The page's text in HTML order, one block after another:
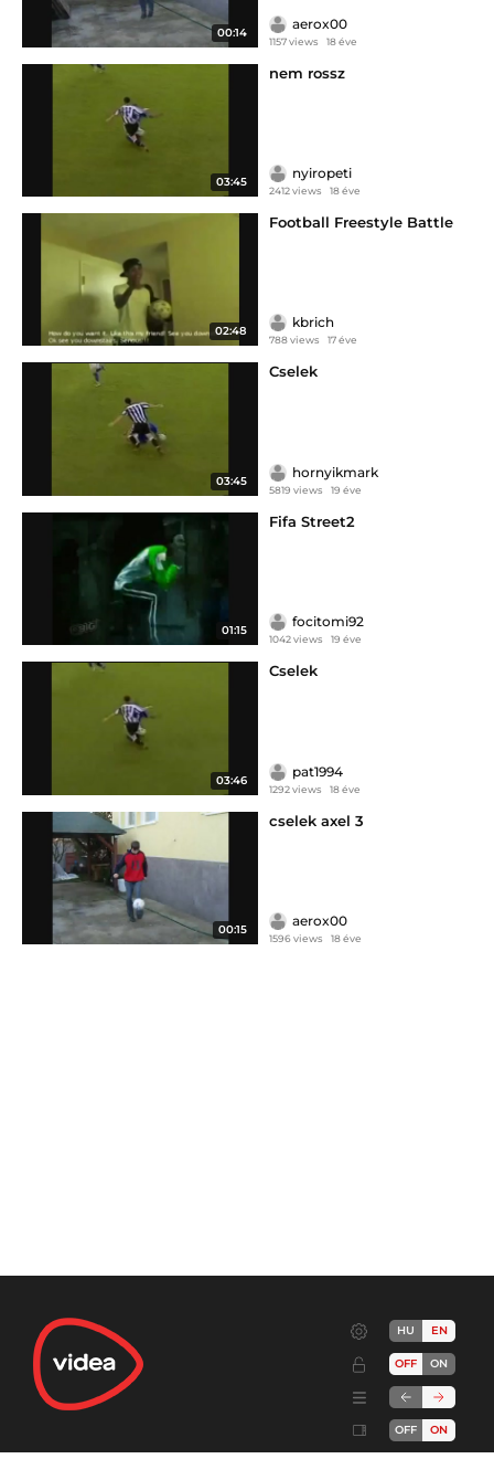
00:14
aerox00
1157 views 18 éve
03:45
nem rossz
nyiropeti
2412 views 18 éve
02:48
Football Freestyle Battle
kbrich
788 views 17 éve
03:45
Cselek
hornyikmark
5819 views 19 éve
01:15
Fifa Street2
focitomi92
1042 views 19 éve
03:46
Cselek
pat1994
1292 views 18 éve
00:15
cselek axel 3
aerox00
1596 views 18 éve
HU EN
OFF ON
OFF ON